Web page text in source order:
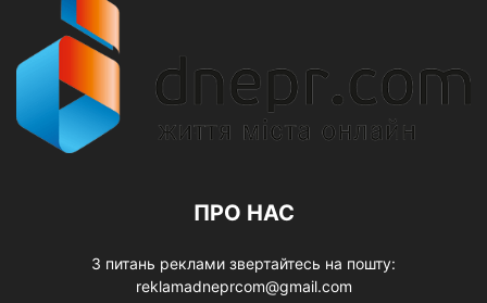
ПРО НАС
З питань реклами звертайтесь на пошту:
reklamadneprcom@gmail.com